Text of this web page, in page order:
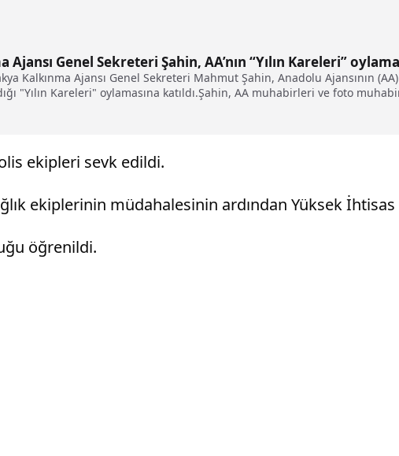
Ajansı Genel Sekreteri Şahin, AA’nın “Yılın Kareleri”
Kalkınma Ajansı Genel Sekreteri Mahmut Şahin, Anadolu Ajansının
"Yılın Kareleri" oylamasına katıldı.Şahin, AA muhabirleri ve foto
ekipleri sevk edildi.
ekiplerinin müdahalesinin ardından Yüksek İhtisas
öğrenildi.